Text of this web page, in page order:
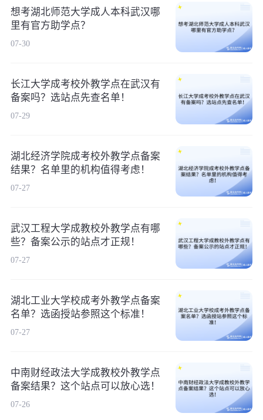
想考湖北师范大学成人本科武汉哪
里有官方助学点？
07-30
长江大学成考校外教学点在武汉有
备案吗？选站点先查名单！
07-29
湖北经济学院成考校外教学点备案
结果？名单里的机构值得考虑！
07-27
武汉工程大学成教校外教学点有哪
些？备案公示的站点才正规！
07-27
湖北工业大学校成考外教学点备案
名单？选函授站参照这个标准！
07-27
中南财经政法大学成教校外教学点
备案结果？这个站点可以放心选！
07-26